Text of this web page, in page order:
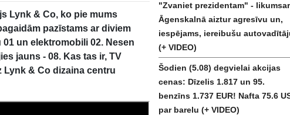
Lynk & Co, ko pie mums
pazīstams ar diviem
un elektromobili 02. Nesen
jauns - 08. Kas tas ir, TV
& Co dizaina centru
"Zvaniet prezidentam" -
Āgenskalnā aiztur agresīvu un,
iespējams, iereibušu
(+ VIDEO)
Šodien (5.08) degvielai akcijas
cenas: Dīzelis 1.817 un 95.
benzīns 1.737 EUR! Nafta 75.6
par barelu (+ VIDEO)